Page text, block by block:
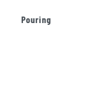
Pouring